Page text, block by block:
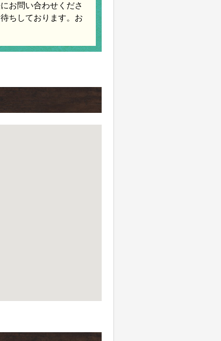
お問い合わせくださ
ちしております。お